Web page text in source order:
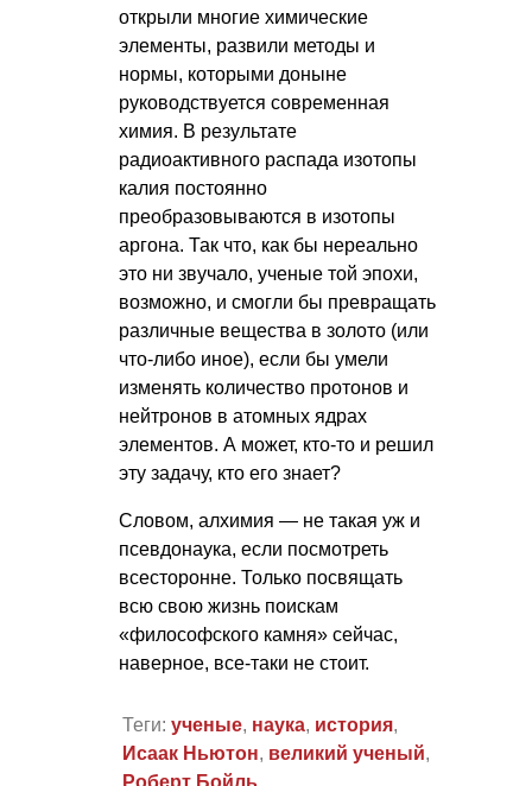
открыли многие химические
элементы, развили методы и
нормы, которыми доныне
руководствуется современная
химия. В результате
радиоактивного распада изотопы
калия постоянно
преобразовываются в изотопы
аргона. Так что, как бы нереально
это ни звучало, ученые той эпохи,
возможно, и смогли бы превращать
различные вещества в золото (или
что-либо иное), если бы умели
изменять количество протонов и
нейтронов в атомных ядрах
элементов. А может, кто-то и решил
эту задачу, кто его знает?
Словом, алхимия — не такая уж и
псевдонаука, если посмотреть
всесторонне. Только посвящать
всю свою жизнь поискам
«философского камня» сейчас,
наверное, все-таки не стоит.
Теги: ученые, наука, история,
Исаак Ньютон, великий ученый,